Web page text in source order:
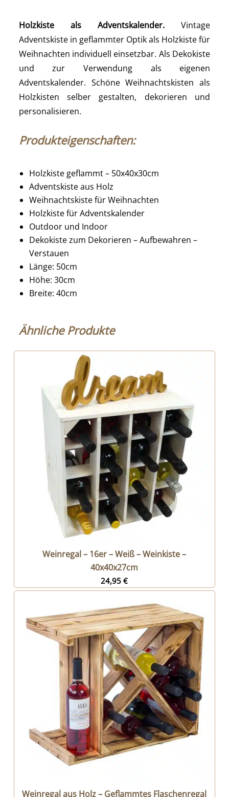
Holzkiste als Adventskalender.Vintage
Adventskiste in geflammter Optik als Holzkiste für
Weihnachten individuell einsetzbar. Als Dekokiste
und zur Verwendung als eigenen
Adventskalender. Schöne Weihnachtskisten als
Holzkisten selber gestalten, dekorieren und
personalisieren.
Produkteigenschaften:
Holzkiste geflammt – 50x40x30cm
Adventskiste aus Holz
Weihnachtskiste für Weihnachten
Holzkiste für Adventskalender
Outdoor und Indoor
Dekokiste zum Dekorieren – Aufbewahren –
Verstauen
Länge: 50cm
Höhe: 30cm
Breite: 40cm
Ähnliche Produkte
Weinregal – 16er – Weiß – Weinkiste –
40x40x27cm
24,95€
Weinregal aus Holz – Geflammtes Flaschenregal